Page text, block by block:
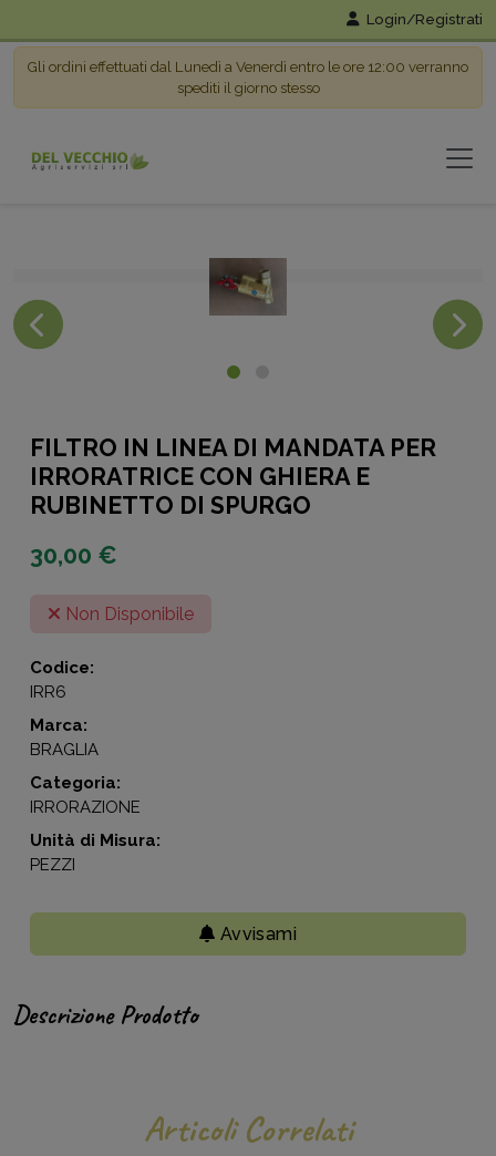
Login/Registrati
Gli ordini effettuati dal Lunedì a Venerdì entro le ore 12:00 verranno
spediti il giorno stesso
FILTRO IN LINEA DI MANDATA PER
IRRORATRICE CON GHIERA E
RUBINETTO DI SPURGO
30,00 €
Non Disponibile
Codice:
IRR6
Marca:
BRAGLIA
Categoria:
IRRORAZIONE
Unità di Misura:
PEZZI
Avvisami
Descrizione Prodotto
Articoli Correlati